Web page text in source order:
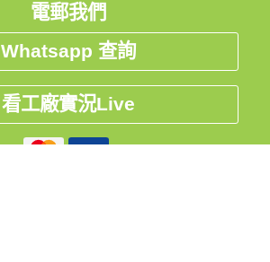
電郵我們
Whatsapp 查詢
看工廠實況Live